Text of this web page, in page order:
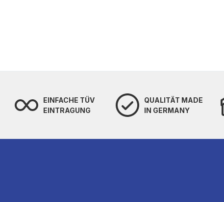
EINFACHE TÜV
EINTRAGUNG
QUALITÄT MADE
IN GERMANY